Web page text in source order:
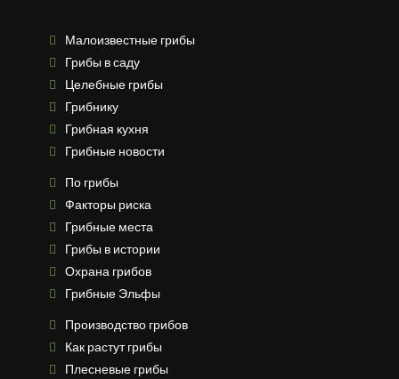
Малоизвестные грибы
Грибы в саду
Целебные грибы
Грибнику
Грибная кухня
Грибные новости
По грибы
Факторы риска
Грибные места
Грибы в истории
Охрана грибов
Грибные Эльфы
Производство грибов
Как растут грибы
Плесневые грибы